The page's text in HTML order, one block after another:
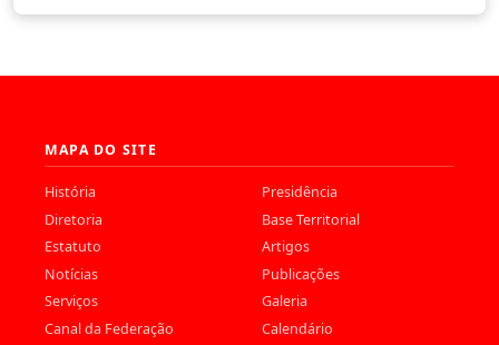
MAPA DO SITE
História
Presidência
Diretoria
Base Territorial
Estatuto
Artigos
Notícias
Publicações
Serviços
Galeria
Canal da Federação
Calendário